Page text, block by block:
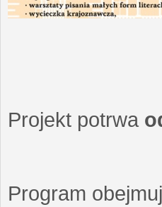
Projekt potrwa
Program